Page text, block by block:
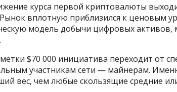
курса первой криптовалюты
вплотную приблизился к ценовым
модель добычи цифровых активов,
$70 000 инициатива переходит от
участникам сети — майнерам.
вес, чем любые скользящие средние